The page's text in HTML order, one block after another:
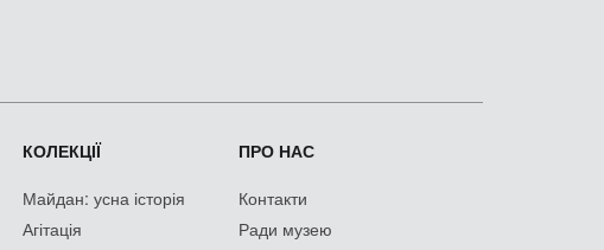
КОЛЕКЦІЇ
Майдан: усна історія
Агітація
ПРО НАС
Контакти
Ради музею